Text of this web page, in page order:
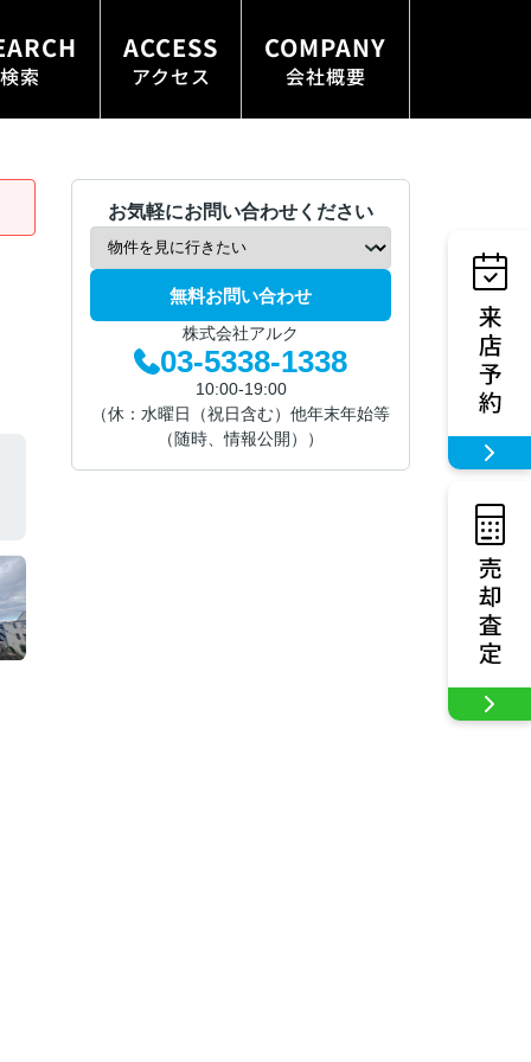
索
ACCESS
アクセス
COMPANY
会社概要
お気軽にお問い合わせください
無料お問い合わせ
株式会社アルク
03-5338-1338
10:00-19:00
（休：水曜日（祝日含む）他年末年始等
（随時、情報公開））